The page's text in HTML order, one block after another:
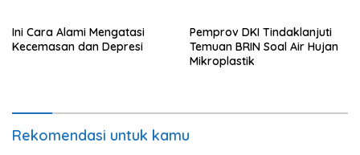
Ini Cara Alami Mengatasi
Kecemasan dan Depresi
Pemprov DKI Tindaklanjuti
Temuan BRIN Soal Air Hujan
Mikroplastik
Rekomendasi untuk kamu